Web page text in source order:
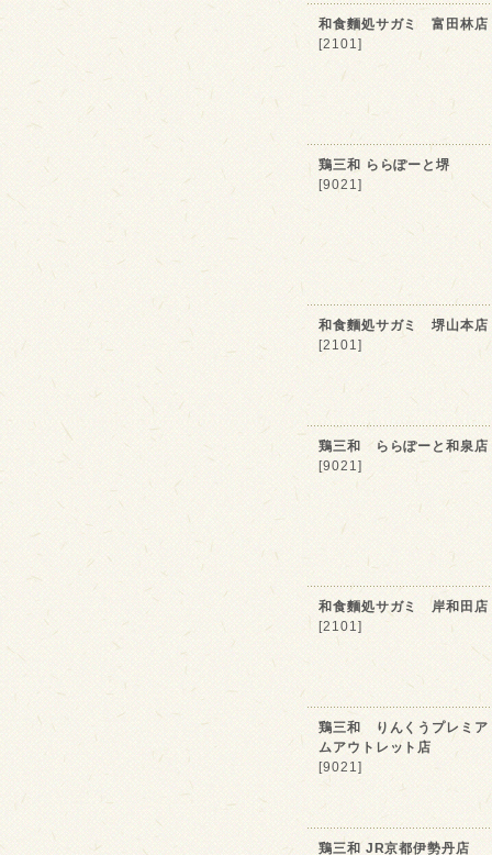
和食麵処サガミ 富田林店
[2101]
鶏三和 ららぽーと堺
[9021]
和食麵処サガミ 堺山本店
[2101]
鶏三和 ららぽーと和泉店
[9021]
和食麵処サガミ 岸和田店
[2101]
鶏三和 りんくうプレミア
ムアウトレット店
[9021]
鶏三和 JR京都伊勢丹店